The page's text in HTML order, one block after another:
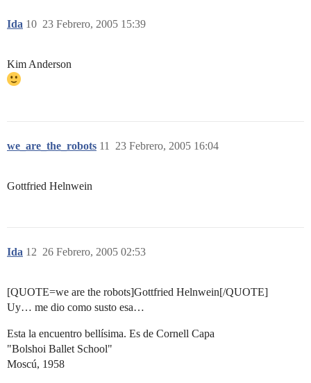
Ida 23 Febrero, 2005 15:39
10
Kim Anderson
we_are_the_robots 23 Febrero, 2005 16:04
11
Gottfried Helnwein
Ida 26 Febrero, 2005 02:53
12
[QUOTE=we are the robots]Gottfried Helnwein[/QUOTE]
Uy… me dio como susto esa…
Esta la encuentro bellísima. Es de Cornell Capa
"Bolshoi Ballet School"
Moscú, 1958